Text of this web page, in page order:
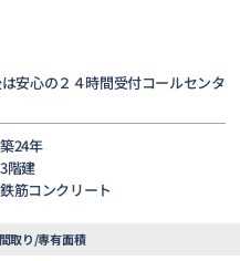
安心の２４時間受付コールセンタ
築24年
3階建
鉄筋コンクリート
間取り/専有面積